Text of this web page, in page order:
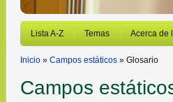
Lista A-Z Temas Acerca de
Inicio » Campos estáticos » Glosario
Campos